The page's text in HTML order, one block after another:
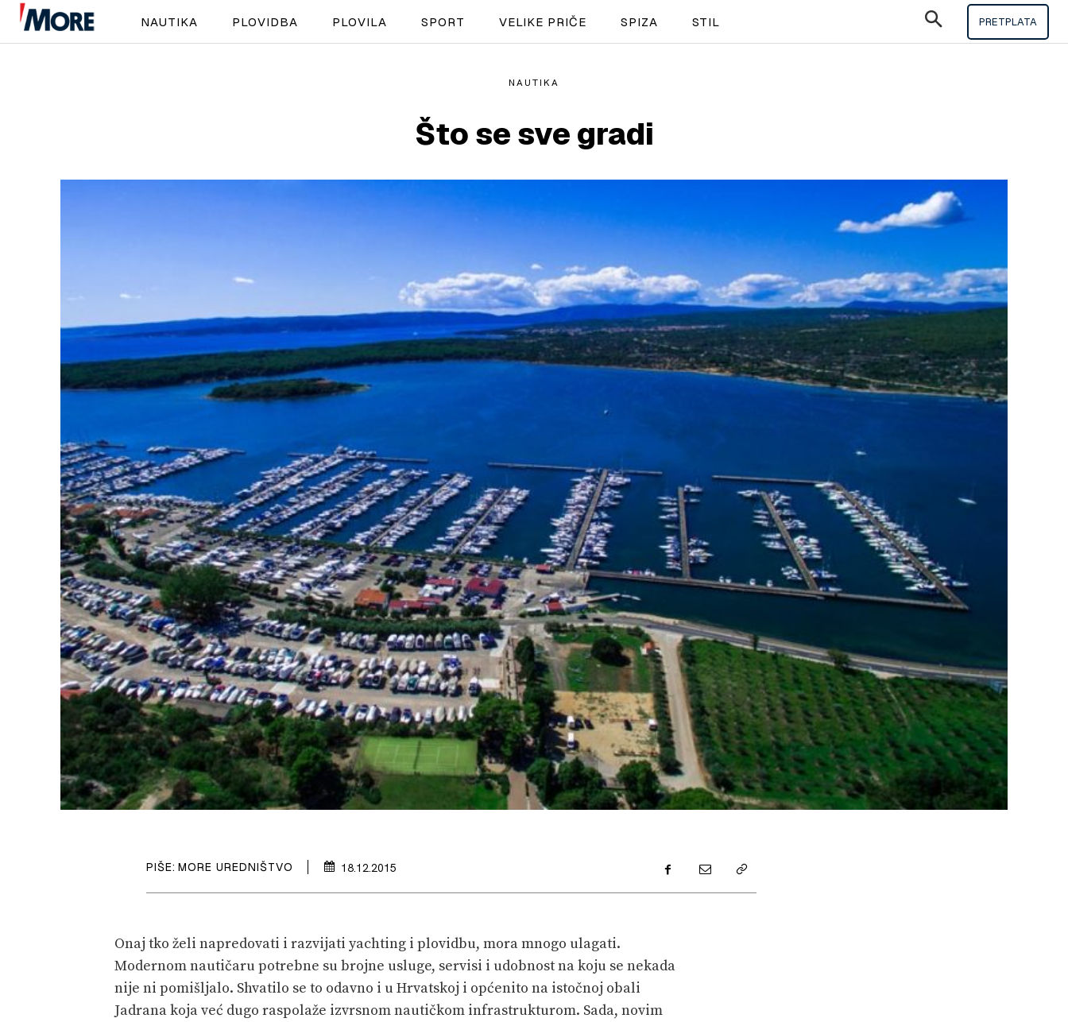
SPORT
PLOVILA
PLOVIDBA
VELIKE PRIČE
PRETPLATA
SHOP
NAUTIKA PLOVIDBA PLOVILA SPORT VELIKE PRIČE SPIZA STIL PRETPLATA
NAUTIKA
Što se sve gradi
PIŠE: MORE UREDNIŠTVO 18.12.2015
Onaj tko želi napredovati i razvijati yachting i plovidbu, mora mnogo ulagati.
Modernom nautičaru potrebne su brojne usluge, servisi i udobnost na koju se nekada
nije ni pomišljalo. Shvatilo se to odavno i u Hrvatskoj i općenito na istočnoj obali
Jadrana koja već dugo raspolaže izvrsnom nautičkom infrastrukturom. Sada, novim